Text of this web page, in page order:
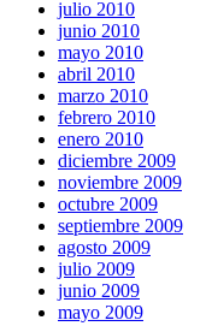
julio 2010
junio 2010
mayo 2010
abril 2010
marzo 2010
febrero 2010
enero 2010
diciembre 2009
noviembre 2009
octubre 2009
septiembre 2009
agosto 2009
julio 2009
junio 2009
mayo 2009